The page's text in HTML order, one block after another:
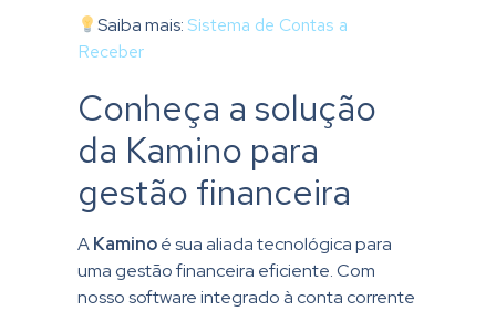
Saiba mais: Sistema de Contas a
Receber
Conheça a solução
da Kamino para
gestão financeira
AKaminoé sua aliada tecnológica para
uma gestão financeira eficiente. Com
nosso software integrado à conta corrente